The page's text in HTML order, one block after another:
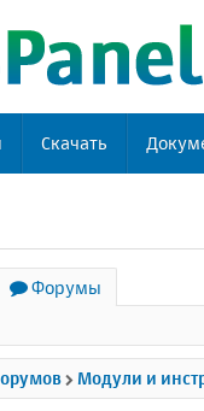
Скачать
Форумы
Модули и